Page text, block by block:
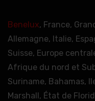
Benelux, France,
Allemagne, Italie,
Suisse, Europe
Afrique du nord et
Suriname, Bahamas,
Marshall, État de